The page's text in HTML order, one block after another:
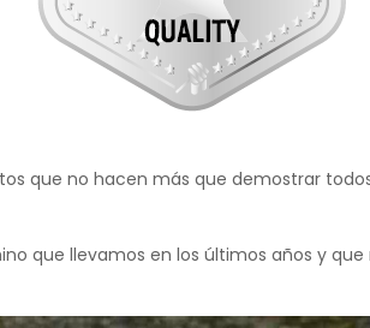
que no hacen más que demostrar
que llevamos en los últimos años y